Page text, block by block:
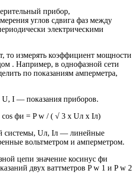
прибор,
углов сдвига фаз между
электрическими
то измерять коэффициент мощности
. Например, в однофазной сети
по показаниям амперметра,
U, I — показания приборов.
cos фи = P w / ( √ 3 х Uл х Iл)
системы, Uл, Iл — линейные
вольтметром и амперметром.
цепи значение косинус фи
двух ваттметров P w 1 и P w 2